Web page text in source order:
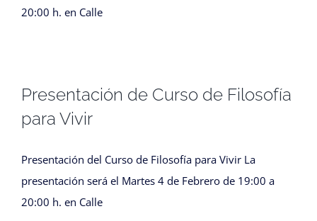
20:00 h. en Calle
Presentación de Curso de Filosofía
para Vivir
Presentación del Curso de Filosofía para Vivir La
presentación será el Martes 4 de Febrero de 19:00 a
20:00 h. en Calle